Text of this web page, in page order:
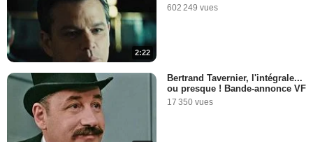
2:22
602 249 vues
Bertrand Tavernier, l'intégrale...
ou presque ! Bande-annonce VF
17 350 vues